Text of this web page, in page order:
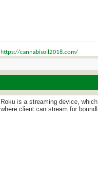
https://cannabisoil2018.com/
Roku is a streaming device,
where client can stream for